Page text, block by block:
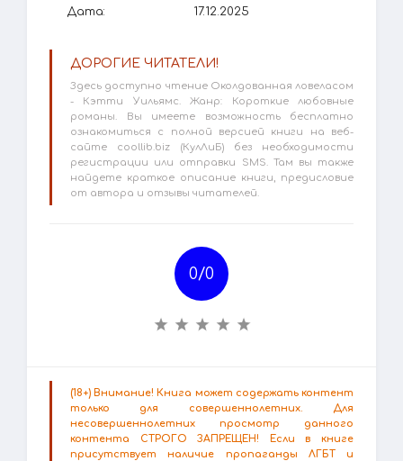
Дата: 17.12.2025
ДОРОГИЕ ЧИТАТЕЛИ!
Здесь доступно чтение Околдованная ловеласом
- Кэтти Уильямс. Жанр: Короткие любовные
романы. Вы имеете возможность бесплатно
ознакомиться с полной версией книги на веб-
сайте coollib.biz (КулЛиБ) без необходимости
регистрации или отправки SMS. Там вы также
найдете краткое описание книги, предисловие
от автора и отзывы читателей.
0/0
(18+) Внимание! Книга может содержать контент
только для совершеннолетних. Для
несовершеннолетних просмотр данного
контента СТРОГО ЗАПРЕЩЕН! Если в книге
присутствует наличие пропаганды ЛГБТ и